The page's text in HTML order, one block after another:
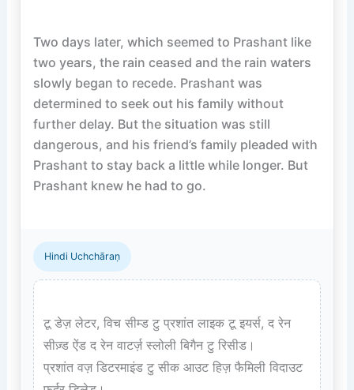
Two days later, which seemed to Prashant like
two years, the rain ceased and the rain waters
slowly began to recede. Prashant was
determined to seek out his family without
further delay. But the situation was still
dangerous, and his friend’s family pleaded with
Prashant to stay back a little while longer. But
Prashant knew he had to go.
Hindi Uchchāraṇ
टू डेज़ लेटर, विच सीम्ड टु प्रशांत लाइक टू इयर्स, द रेन
सीज़्ड ऐंड द रेन वाटर्ज़ स्लोली बिगैन टु रिसीड।
प्रशांत वज़ डिटरमाइंड टु सीक आउट हिज़ फैमिली विदाउट